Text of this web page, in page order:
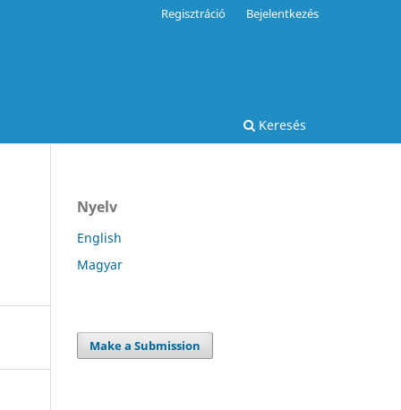
Keresés
Regisztráció Bejelentkezés
Nyelv
English
Magyar
Make a Submission